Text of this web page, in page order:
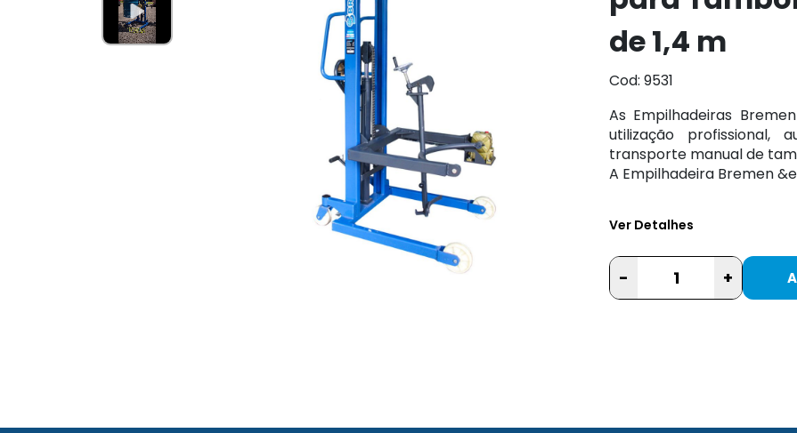
de 1,4 m
Cod: 9531
As Empilhadeiras
utilização profissional,
transporte manual de
A Empilhadeira Bremen
Ver Detalhes
- +